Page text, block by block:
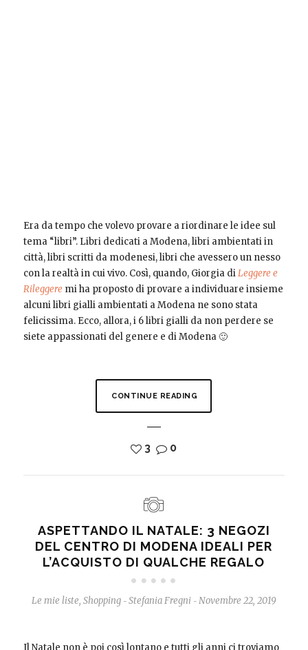
Era da tempo che volevo provare a riordinare le idee sul
tema “libri”. Libri dedicati a Modena, libri ambientati in
città, libri scritti da modenesi, libri che avessero un nesso
con la realtà in cui vivo. Così, quando, Giorgia diLeggere e
Rileggere mi ha proposto di provare a individuare insieme
alcuni libri gialli ambientati a Modena ne sono stata
felicissima. Ecco, allora, i 6 libri gialli da non perdere se
siete appassionati del genere e di Modena 🙂
CONTINUE READING
3 0
ASPETTANDO IL NATALE: 3 NEGOZI
DEL CENTRO DI MODENA IDEALI PER
L’ACQUISTO DI QUALCHE REGALO
Le mie liste, Shopping - Stefania Fregni - Novembre 22, 2019